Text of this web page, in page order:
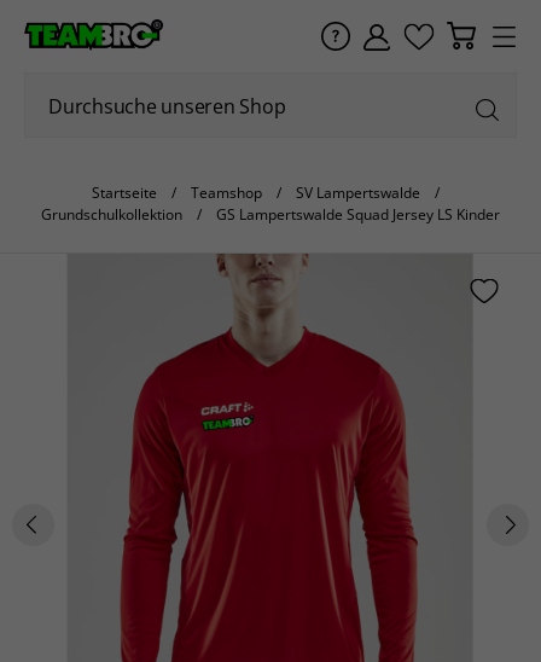
Startseite Teamshop
SV Lampertswalde
Grundschulkollektion
GS Lampertswalde Squad Jersey LS Kinder